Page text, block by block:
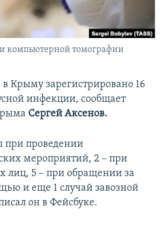
компьютерной томографии
Крыму зарегистрировано 16
инфекции, сообщает
Сергей Аксенов.
при проведении
мероприятий, 2 – при
лиц, 5 – при обращении за
и еще 1 случай завозной
он в Фейсбуке.